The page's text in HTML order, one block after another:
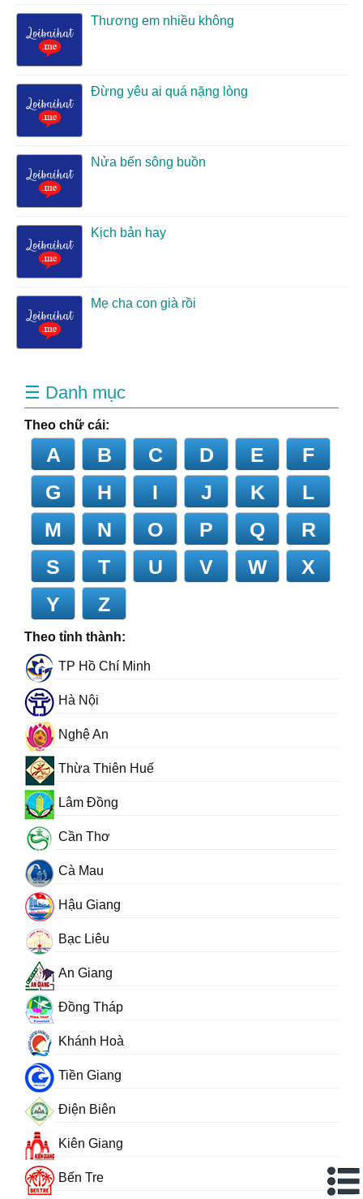
Thương em nhiều không
Đừng yêu ai quá nặng lòng
Nửa bến sông buồn
Kịch bản hay
Mẹ cha con già rồi
☰ Danh mục
Theo chữ cái:
A B C D E
F
G
H I J K
L
M
N O P Q
R
S
T U V W
X
Y
Z
Theo tỉnh thành:
TP Hồ Chí Minh
Hà Nội
Nghệ An
Thừa Thiên Huế
Lâm Đồng
Cần Thơ
Cà Mau
Hậu Giang
Bạc Liêu
An Giang
Đồng Tháp
Khánh Hoà
Tiền Giang
Điện Biên
Kiên Giang
Bến Tre